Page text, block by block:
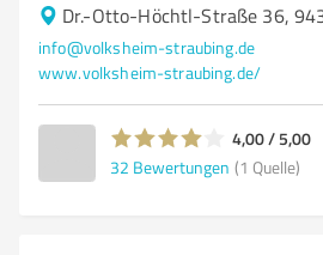
Dr.-Otto-Höchtl-Straße 36,
info@volksheim-straubing.de
www.volksheim-straubing.de/
4,00 / 5,00
32 Bewertungen (1 Quelle)